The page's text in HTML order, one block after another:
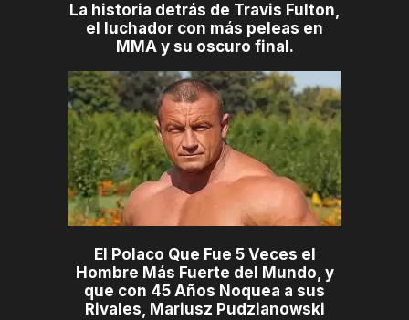
La historia detrás de Travis Fulton,
el luchador con más peleas en
MMA y su oscuro final.
El Polaco Que Fue 5 Veces el
Hombre Más Fuerte del Mundo, y
que con 45 Años Noquea a sus
Rivales, Mariusz Pudzianowski